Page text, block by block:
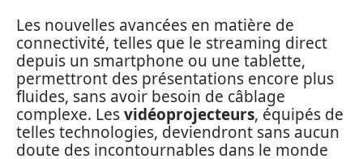
Les nouvelles avancées en matière de
connectivité, telles que le streaming direct
depuis un smartphone ou une tablette,
permettront des présentations encore plus
fluides, sans avoir besoin de câblage
complexe. Lesvidéoprojecteurs, équipés de
telles technologies, deviendront sans aucun
doute des incontournables dans le monde